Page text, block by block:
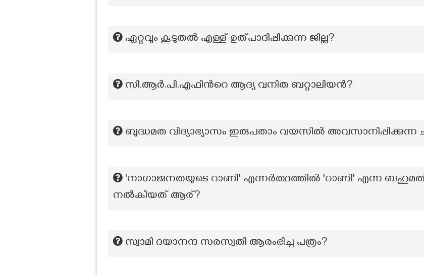
ഏറ്റവും കൂടുതൽ എള്ള് ഉത്പാദിപ്പിക്കുന്ന ജില്ല?
സി.ആർ.പി.എഫിന്‍റെ ആദ്യ വനിത ബറ്റാലിയൻ?
ബുദ്ധമത വിദ്യാഭ്യാസം ഇരുപതാം വയസിൽ അവസാനിപ്പിക്കുന്ന
'നാഗാജനതയുടെ റാണി' എന്നർത്ഥത്തിൽ 'റാണി' എന്ന
നൽകിയത് ആര്?
സ്വാമി ദയാനന്ദ സരസ്വതി ആരംഭിച്ച പത്രം?